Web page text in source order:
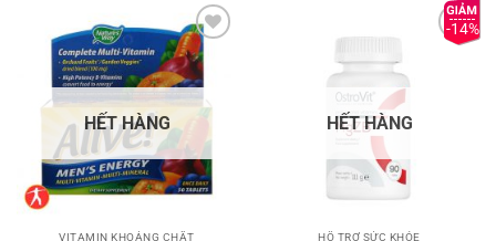
Wishlist
HẾT HÀNG
VITAMIN KHOÁNG CHẤT
-14%
HẾT HÀNG
HỖ TRỢ SỨC KHỎE